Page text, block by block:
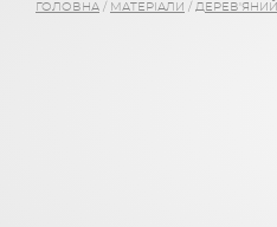
ГОЛОВНА / МАТЕРІАЛИ / ДЕРЕВ'ЯНИЙ